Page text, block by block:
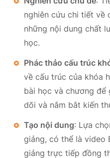
nghiên cứu chi tiết về
những nội dung chất
học.
Phác thảo cấu trúc
về cấu trúc của khóa
bài học và chương để
dõi và nắm bắt kiến
Tạo nội dung: Lựa
giảng, có thể là video
giảng trực tiếp đồng